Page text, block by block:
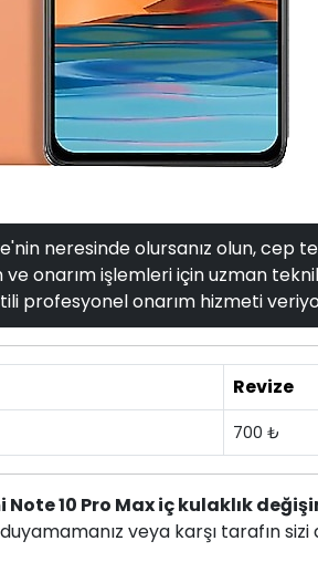
neresinde olursanız olun, cep
ve onarım işlemleri için uzman
profesyonel onarım hizmeti
Revize
700 ₺
10 Pro Max iç kulaklık
veya karşı tarafın